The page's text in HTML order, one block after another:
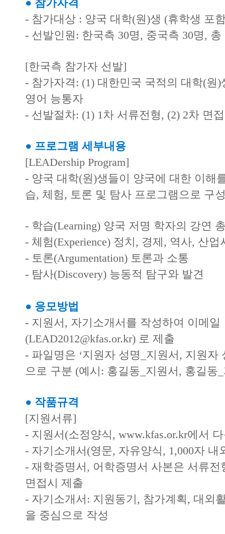
● 참가자격
- 참가대상 : 양국 대학(원)생 (휴학생 포
- 선발인원: 한국측 30명, 중국측 30명, 총
[한국측 참가자 선발]
- 참가자격: (1) 대한민국 국적의 대학(원)
영어 능통자
- 선발절차: (1) 1차 서류전형, (2) 2차 면
● 프로그램 세부내용
[LEADership Program]
- 양국 대학(원)생들이 양국에 대한 이해
습, 체험, 토론 및 탐사 프로그램으로 구
- 학습(Learning) 양국 저명 학자의 강연
- 체험(Experience) 정치, 경제, 역사, 산업
- 토론(Argumentation) 토론과 소통
- 탐사(Discovery) 능동적 탐구와 발견
● 응모방법
- 지원서, 자기소개서를 작성하여 이메일
(LEAD2012@kfas.or.kr) 로 제출
- 파일명은 ‘지원자 성명_지원서, 지원자
으로 구분 (예시: 홍길동_지원서, 홍길동
● 작품규격
[지원서류]
- 지원서(소정양식, www.kfas.or.kr에서
- 자기소개서(영문, 자유양식, 1,000자 내
- 재학증명서, 어학증명서 사본은 서류전
면접시 제출
- 자기소개서: 지원동기, 참가계획, 대외
을 중심으로 작성